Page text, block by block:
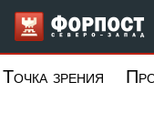
Точка зрения